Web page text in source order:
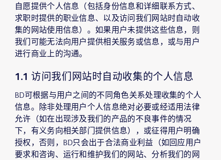
自愿提供个人信息（包括身份信息和详细联系方式、
求职时提供的职业信息、以及访问我们网站时自动收
集的网站使用信息）。如果用户未提供这些信息，则
我们可能无法向用户提供相关服务或信息，或与用户
进行商业上的沟通。
1.1 访问我们网站时自动收集的个人信息
BD可根据与用户之间的不同角色关系处理收集的个人
信息。除非处理用户个人信息绝对必要或经适用法律
允许（如在出现涉及我们的产品的不良事件的情况
下，有义务向相关部门提供信息），或征得用户明确
授权，否则，BD只会出于合法商业利益（如回应用户
要求和咨询、运行和维护我们的网站、分析我们的网